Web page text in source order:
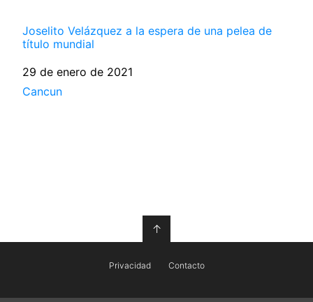
Joselito Velázquez a la espera de una pelea de
título mundial
Fecha
29 de enero de 2021
Respecto a
Cancun
↑
Privacidad Contacto